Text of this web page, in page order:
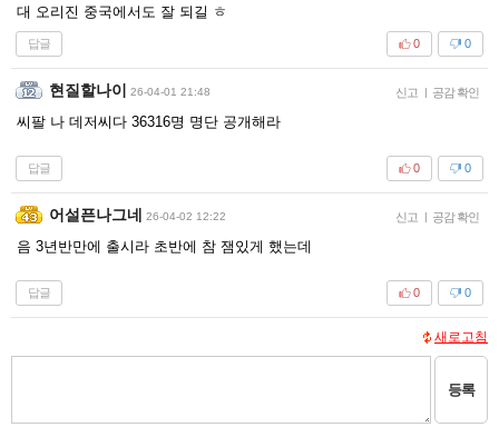
대 오리진 중국에서도 잘 되길 ㅎ
답글 0
0
현질할나이 26-04-01 21:48 신고 | 공감 확인
씨팔 나 데저씨다 36316명 명단 공개해라
답글 0
0
어설픈나그네 26-04-02 12:22 신고 | 공감 확인
음 3년반만에 출시라 초반에 참 잼있게 했는데
답글 0
0
새로고침
등록